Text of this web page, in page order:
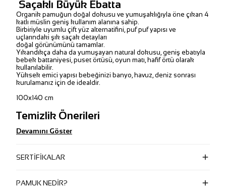
Saçaklı Büyük Ebatta
Organik pamuğun doğal dokusu ve yumuşaklığıyla öne çıkan 4
katlı müslin geniş kullanım alanına sahip.
Birbiriyle uyumlu çift yüz alternatifini, puf puf yapısı ve
uçlarındaki şık saçak detayları
doğal görünümünü tamamlar.
Yıkandıkça daha da yumuşayan natural dokusu, geniş ebatıyla
bebek battaniyesi, puset örtüsü, oyun matı, hafif örtü olarak
kullanılabilir.
Yüksek emici yapısı bebeğinizi banyo, havuz, deniz sonrası
kurulamanız için de idealdir.
100x140 cm
Temizlik Önerileri
Devamını Göster
SERTİFİKALAR
PAMUK NEDİR?